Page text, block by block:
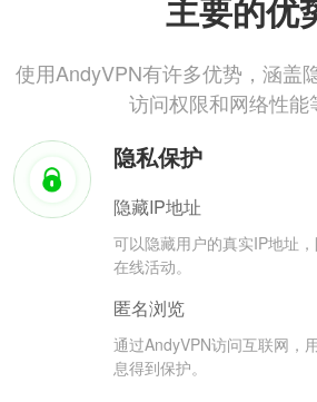
主要的优
使用AndyVPN有许多优势，涵盖
访问权限和网络性能
隐私保护
隐藏IP地址
可以隐藏用户的真实IP地址
在线活动。
匿名浏览
通过AndyVPN访问互联网，
息得到保护。